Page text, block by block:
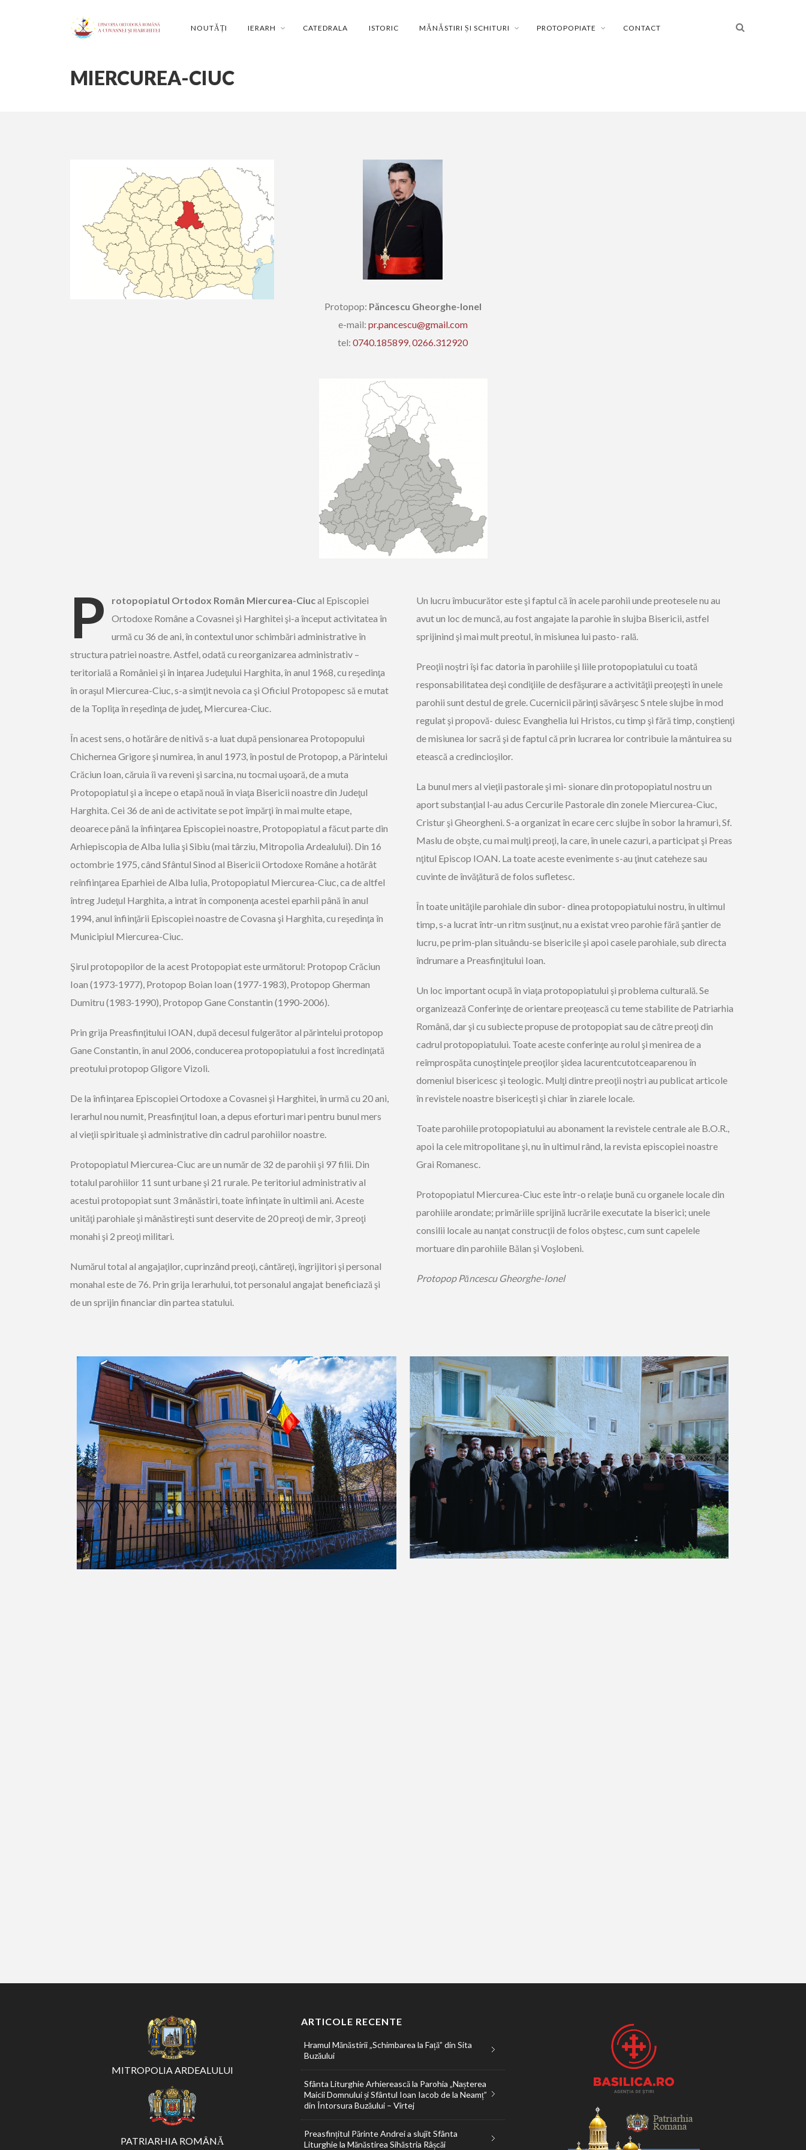
NOUTĂȚI IERARH CATEDRALA ISTORIC MĂNĂSTIRI ȘI SCHITURI PROTOPOPIATE CONTACT
MIERCUREA-CIUC
Protopop: Păncescu Gheorghe-Ionel
e-mail: pr.pancescu@gmail.com
tel:0740.185899,0266.312920
P rotopopiatul Ortodox Român Miercurea-Ciucal Episcopiei
Ortodoxe Române a Covasnei şi Harghitei şi-a început activitatea în
urmă cu 36 de ani, în contextul unor schimbări administrative în
structura patriei noastre. Astfel, odată cu reorganizarea administrativ –
teritorială a României şi în inţarea Judeţului Harghita, în anul 1968, cu reşedinţa
în oraşul Miercurea-Ciuc, s-a simţit nevoia ca şi Oficiul Protopopesc să e mutat
de la Topliţa în reşedinţa de judeţ, Miercurea-Ciuc.
În acest sens, o hotărâre de nitivă s-a luat după pensionarea Protopopului
Chichernea Grigore şi numirea, în anul 1973, în postul de Protopop, a Părintelui
Crăciun Ioan, căruia îi va reveni şi sarcina, nu tocmai uşoară, de a muta
Protopopiatul şi a începe o etapă nouă în viaţa Bisericii noastre din Judeţul
Harghita. Cei 36 de ani de activitate se pot împărţi în mai multe etape,
deoarece până la înfiinţarea Episcopiei noastre, Protopopiatul a făcut parte din
Arhiepiscopia de Alba Iulia şi Sibiu (mai târziu, Mitropolia Ardealului). Din 16
octombrie 1975, când Sfântul Sinod al Bisericii Ortodoxe Române a hotărât
reînfiinţarea Eparhiei de Alba Iulia, Protopopiatul Miercurea-Ciuc, ca de altfel
întreg Judeţul Harghita, a intrat în componenţa acestei eparhii până în anul
1994, anul înfiinţării Episcopiei noastre de Covasna şi Harghita, cu reşedinţa în
Municipiul Miercurea-Ciuc.
Şirul protopopilor de la acest Protopopiat este următorul: Protopop Crăciun
Ioan (1973-1977), Protopop Boian Ioan (1977-1983), Protopop Gherman
Dumitru (1983-1990), Protopop Gane Constantin (1990-2006).
Prin grija Preasfinţitului IOAN, după decesul fulgerător al părintelui protopop
Gane Constantin, în anul 2006, conducerea protopopiatului a fost încredinţată
preotului protopop Gligore Vizoli.
De la înfiinţarea Episcopiei Ortodoxe a Covasnei şi Harghitei, în urmă cu 20 ani,
Ierarhul nou numit, Preasfinţitul Ioan, a depus eforturi mari pentru bunul mers
al vieţii spirituale şi administrative din cadrul parohiilor noastre.
Protopopiatul Miercurea-Ciuc are un număr de 32 de parohii şi 97 filii. Din
totalul parohiilor 11 sunt urbane şi 21 rurale. Pe teritoriul administrativ al
acestui protopopiat sunt 3 mânăstiri, toate înfiinţate în ultimii ani. Aceste
unităţi parohiale şi mânăstireşti sunt deservite de 20 preoţi de mir, 3 preoţi
monahi şi 2 preoţi militari.
Numărul total al angajaţilor, cuprinzând preoţi, cântăreţi, îngrijitori şi personal
monahal este de 76. Prin grija Ierarhului, tot personalul angajat beneficiază şi
de un sprijin financiar din partea statului.
Un lucru îmbucurător este şi faptul că în acele parohii unde preotesele nu au
avut un loc de muncă, au fost angajate la parohie în slujba Bisericii, astfel
sprijinind şi mai mult preotul, în misiunea lui pasto- rală.
Preoţii noştri îşi fac datoria în parohiile şi liile protopopiatului cu toată
responsabilitatea deşi condiţiile de desfăşurare a activităţii preoţeşti în unele
parohii sunt destul de grele. Cucernicii părinţi săvârşesc S ntele slujbe în mod
regulat şi propovă- duiesc Evanghelia lui Hristos, cu timp şi fără timp, conştienţi
de misiunea lor sacră şi de faptul că prin lucrarea lor contribuie la mântuirea su
etească a credincioşilor.
La bunul mers al vieţii pastorale şi mi- sionare din protopopiatul nostru un
aport substanţial l-au adus Cercurile Pastorale din zonele Miercurea-Ciuc,
Cristur şi Gheorgheni. S-a organizat în ecare cerc slujbe în sobor la hramuri, Sf.
Maslu de obşte, cu mai mulţi preoţi, la care, în unele cazuri, a participat şi Preas
nţitul Episcop IOAN. La toate aceste evenimente s-au ţinut cateheze sau
cuvinte de învăţătură de folos sufletesc.
În toate unităţile parohiale din subor- dinea protopopiatului nostru, în ultimul
timp, s-a lucrat într-un ritm susţinut, nu a existat vreo parohie fără şantier de
lucru, pe prim-plan situându-se bisericile şi apoi casele parohiale, sub directa
îndrumare a Preasfinţitului Ioan.
Un loc important ocupă în viaţa protopopiatului şi problema culturală. Se
organizează Conferinţe de orientare preoţească cu teme stabilite de Patriarhia
Română, dar şi cu subiecte propuse de protopopiat sau de către preoţi din
cadrul protopopiatului. Toate aceste conferinţe au rolul şi menirea de a
reîmprospăta cunoştinţele preoţilor şidea lacurentcutotceaparenou în
domeniul bisericesc şi teologic. Mulţi dintre preoţii noştri au publicat articole
în revistele noastre bisericeşti şi chiar în ziarele locale.
Toate parohiile protopopiatului au abonament la revistele centrale ale B.O.R.,
apoi la cele mitropolitane şi, nu în ultimul rând, la revista episcopiei noastre
Grai Romanesc.
Protopopiatul Miercurea-Ciuc este într-o relaţie bună cu organele locale din
parohiile arondate; primăriile sprijină lucrările executate la biserici; unele
consilii locale au nanţat construcţii de folos obştesc, cum sunt capelele
mortuare din parohiile Bălan şi Voşlobeni.
Protopop Păncescu Gheorghe-Ionel
MITROPOLIA ARDEALULUI
PATRIARHIA ROMÂNĂ
ARTICOLE RECENTE
Hramul Mănăstirii „Schimbarea la Față” din Sita
Buzăului
Sfânta Liturghie Arhierească la Parohia „Nașterea
Maicii Domnului și Sfântul Ioan Iacob de la Neamț”
din Întorsura Buzăului – Vîrtej
Preasfințitul Părinte Andrei a slujit Sfânta
Liturghie la Mănăstirea Sihăstria Râșcăi